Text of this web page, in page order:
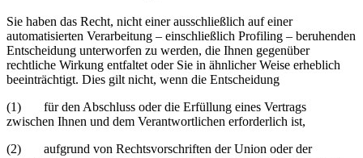
Sie haben das Recht, nicht einer ausschließlich auf einer
automatisierten Verarbeitung – einschließlich Profiling – beruhenden
Entscheidung unterworfen zu werden, die Ihnen gegenüber
rechtliche Wirkung entfaltet oder Sie in ähnlicher Weise erheblich
beeinträchtigt. Dies gilt nicht, wenn die Entscheidung
(1) für den Abschluss oder die Erfüllung eines Vertrags
zwischen Ihnen und dem Verantwortlichen erforderlich ist,
(2) aufgrund von Rechtsvorschriften der Union oder der